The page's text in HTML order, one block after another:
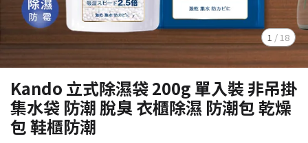
1 / 18
Kando 立式除濕袋 200g 單入裝 非吊掛
集水袋 防潮 脫臭 衣櫃除濕 防潮包 乾燥
包 鞋櫃防潮